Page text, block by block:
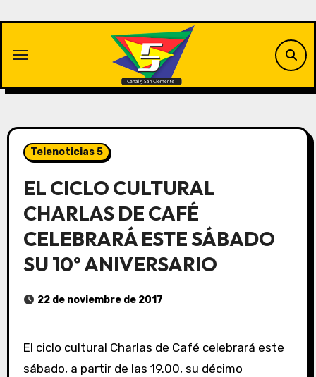
contenido
Telenoticias 5
EL CICLO CULTURAL
CHARLAS DE CAFÉ
CELEBRARÁ ESTE SÁBADO
SU 10º ANIVERSARIO
22 de noviembre de 2017
El ciclo cultural Charlas de Café celebrará este
sábado, a partir de las 19.00, su décimo